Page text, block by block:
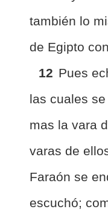
también lo
de Egipto
12 Pues
las cuales
mas la vara
varas de
Faraón se
escuchó;